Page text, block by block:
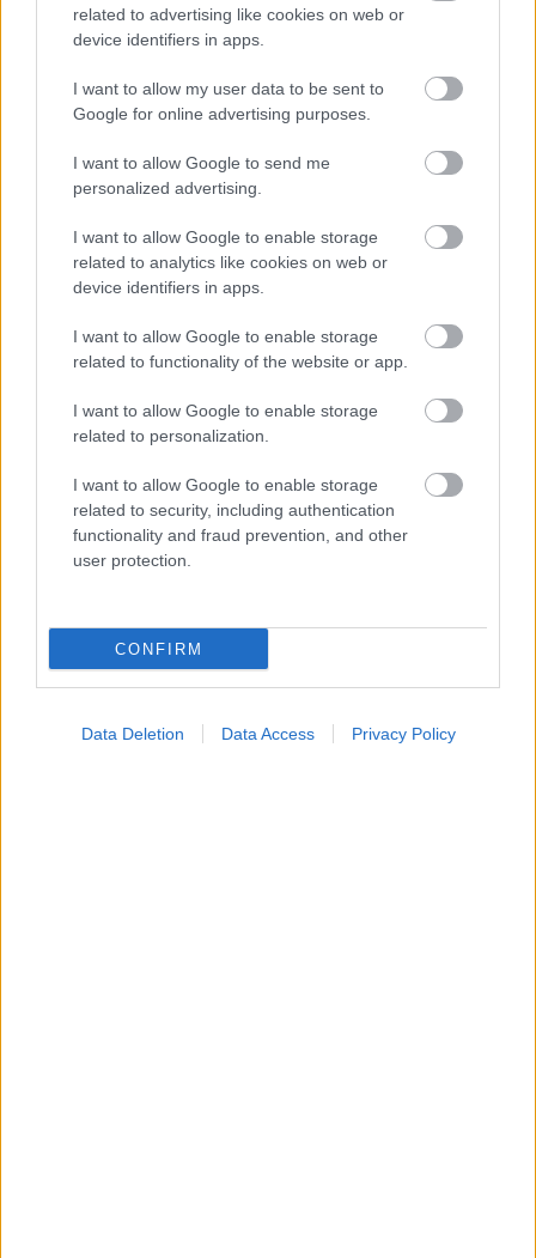
related to advertising like cookies on web or
device identifiers in apps.
I want to allow my user data to be sent to
Google for online advertising purposes.
I want to allow Google to send me
personalized advertising.
I want to allow Google to enable storage
related to analytics like cookies on web or
device identifiers in apps.
I want to allow Google to enable storage
related to functionality of the website or app.
I want to allow Google to enable storage
related to personalization.
I want to allow Google to enable storage
related to security, including authentication
functionality and fraud prevention, and other
user protection.
CONFIRM
Data Deletion Data Access Privacy Policy
Καντιντίαση: Τροφές που την προλαμβάνουν
ECDC: Στην Ελλάδα το 25% των ευρωπαϊκών
κρουσμάτων ιού του Δυτικού Νείλου [πίνακας]